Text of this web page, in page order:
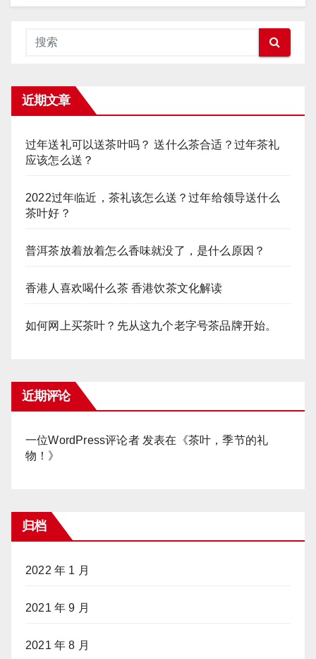
近期文章
过年送礼可以送茶叶吗？ 送什么茶合适？过年茶礼
应该怎么送？
2022过年临近，茶礼该怎么送？过年给领导送什么
茶叶好？
普洱茶放着放着怎么香味就没了，是什么原因？
香港人喜欢喝什么茶 香港饮茶文化解读
如何网上买茶叶？先从这九个老字号茶品牌开始。
近期评论
一位WordPress评论者发表在《茶叶，季节的礼
物！ 》
归档
2022 年 1 月
2021 年 9 月
2021 年 8 月